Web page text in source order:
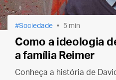
Sociedade 5 min
Como a ideologia
a família Reimer
Conheça a história de